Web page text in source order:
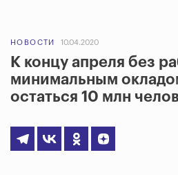
НОВОСТИ 10.04.2020
К концу апреля без
минимальным
остаться 10 млн